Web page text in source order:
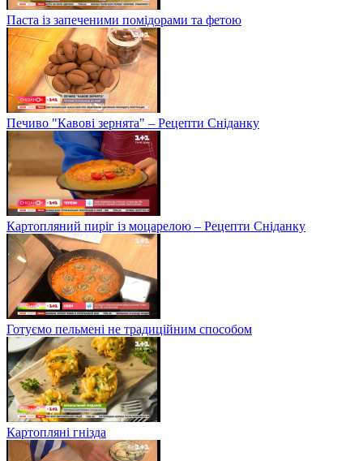
Паста із запеченими помідорами та фетою
Печиво "Кавові зернята" – Рецепти Сніданку
Картопляний пиріг із моцарелою – Рецепти Сніданку
Готуємо пельмені не традиційним способом
Картопляні гнізда